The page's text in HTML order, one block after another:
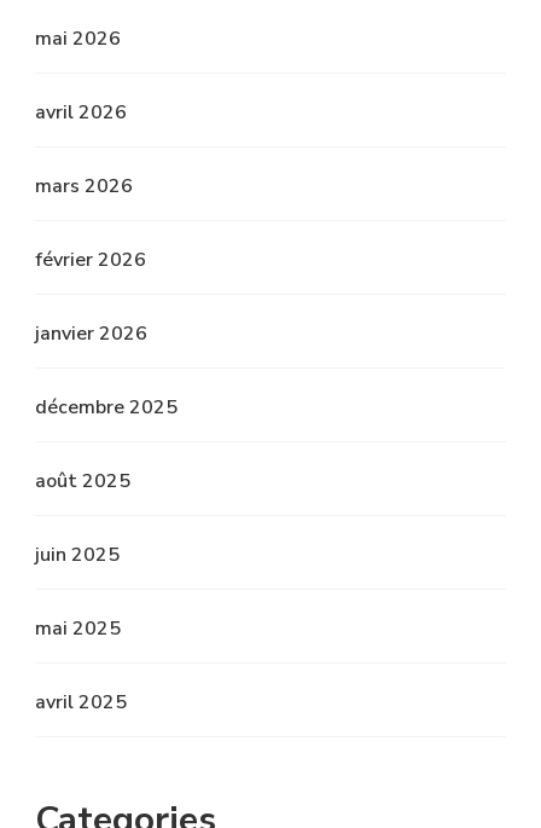
mai 2026
avril 2026
mars 2026
février 2026
janvier 2026
décembre 2025
août 2025
juin 2025
mai 2025
avril 2025